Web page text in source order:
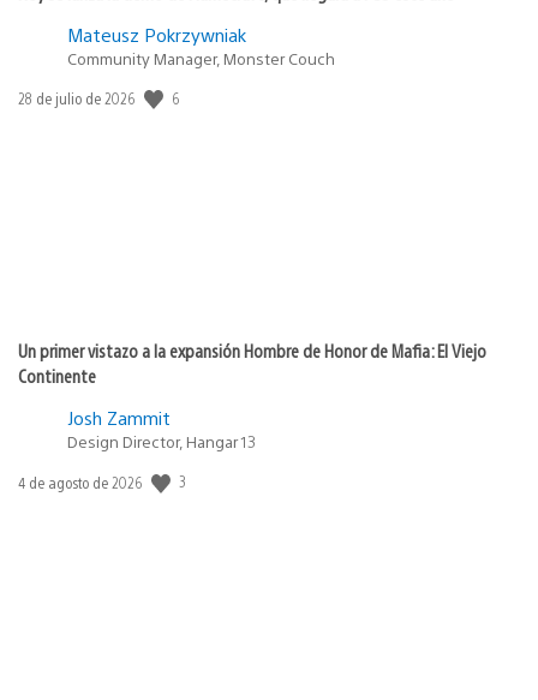
Mateusz Pokrzywniak
Community Manager, Monster Couch
Fecha
28 de julio de 2026 6
Un primer vistazo a la expansión Hombre de Honor de Mafia: El Viejo
Continente
Josh Zammit
Design Director, Hangar 13
Fecha
4 de agosto de 2026 3